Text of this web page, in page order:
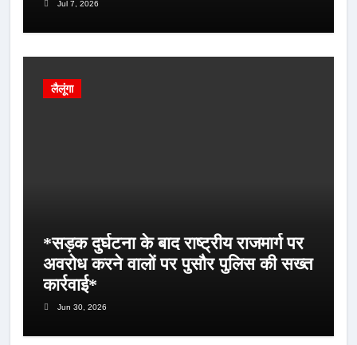
Jul 7, 2026
लैलूंगा
*सड़क दुर्घटना के बाद राष्ट्रीय राजमार्ग पर
अवरोध करने वालों पर पुसौर पुलिस की सख्त
कार्रवाई*
Jun 30, 2026